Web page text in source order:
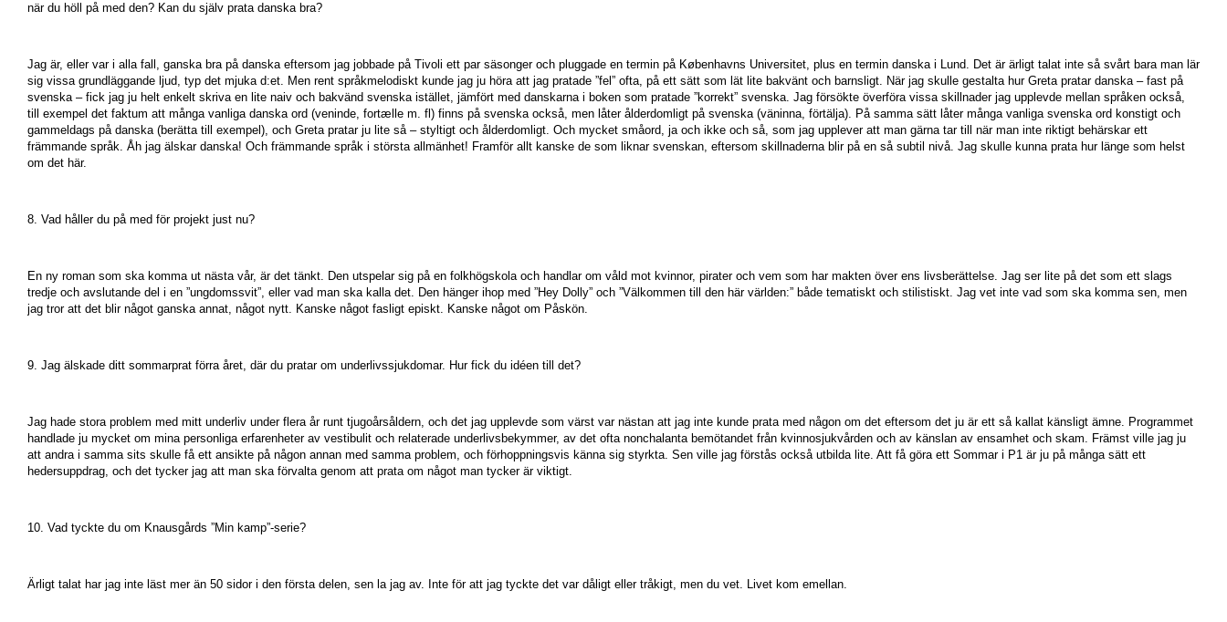
när du höll på med den? Kan du själv prata danska bra?
Jag är, eller var i alla fall, ganska bra på danska eftersom jag jobbade på Tivoli ett par säsonger och pluggade en termin på Københavns Universitet, plus en termin danska i Lund. Det är ärligt talat inte så svårt bara man lär
sig vissa grundläggande ljud, typ det mjuka d:et. Men rent språkmelodiskt kunde jag ju höra att jag pratade ”fel” ofta, på ett sätt som lät lite bakvänt och barnsligt. När jag skulle gestalta hur Greta pratar danska – fast på
svenska – fick jag ju helt enkelt skriva en lite naiv och bakvänd svenska istället, jämfört med danskarna i boken som pratade ”korrekt” svenska. Jag försökte överföra vissa skillnader jag upplevde mellan språken också,
till exempel det faktum att många vanliga danska ord (veninde, fortælle m. fl) finns på svenska också, men låter ålderdomligt på svenska (väninna, förtälja). På samma sätt låter många vanliga svenska ord konstigt och
gammeldags på danska (berätta till exempel), och Greta pratar ju lite så – styltigt och ålderdomligt. Och mycket småord, ja och ikke och så, som jag upplever att man gärna tar till när man inte riktigt behärskar ett
främmande språk. Åh jag älskar danska! Och främmande språk i största allmänhet! Framför allt kanske de som liknar svenskan, eftersom skillnaderna blir på en så subtil nivå. Jag skulle kunna prata hur länge som helst
om det här.
8. Vad håller du på med för projekt just nu?
En ny roman som ska komma ut nästa vår, är det tänkt. Den utspelar sig på en folkhögskola och handlar om våld mot kvinnor, pirater och vem som har makten över ens livsberättelse. Jag ser lite på det som ett slags
tredje och avslutande del i en ”ungdomssvit”, eller vad man ska kalla det. Den hänger ihop med ”Hey Dolly” och ”Välkommen till den här världen:” både tematiskt och stilistiskt. Jag vet inte vad som ska komma sen, men
jag tror att det blir något ganska annat, något nytt. Kanske något fasligt episkt. Kanske något om Påskön.
9. Jag älskade ditt sommarprat förra året, där du pratar om underlivssjukdomar. Hur fick du idéen till det?
Jag hade stora problem med mitt underliv under flera år runt tjugoårsåldern, och det jag upplevde som värst var nästan att jag inte kunde prata med någon om det eftersom det ju är ett så kallat känsligt ämne. Programmet
handlade ju mycket om mina personliga erfarenheter av vestibulit och relaterade underlivsbekymmer, av det ofta nonchalanta bemötandet från kvinnosjukvården och av känslan av ensamhet och skam. Främst ville jag ju
att andra i samma sits skulle få ett ansikte på någon annan med samma problem, och förhoppningsvis känna sig styrkta. Sen ville jag förstås också utbilda lite. Att få göra ett Sommar i P1 är ju på många sätt ett
hedersuppdrag, och det tycker jag att man ska förvalta genom att prata om något man tycker är viktigt.
10. Vad tyckte du om Knausgårds ”Min kamp”-serie?
Ärligt talat har jag inte läst mer än 50 sidor i den första delen, sen la jag av. Inte för att jag tyckte det var dåligt eller tråkigt, men du vet. Livet kom emellan.